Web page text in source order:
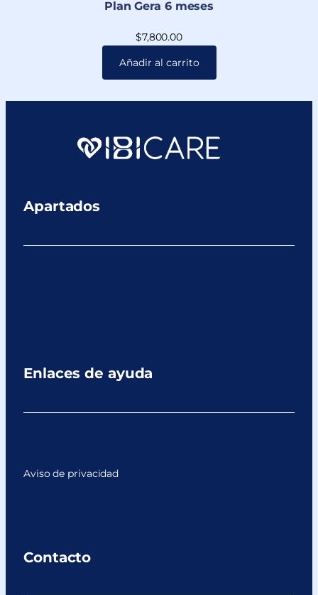
Plan Gera 6 meses
$7,800.00
Añadir al carrito
Apartados
Enlaces de ayuda
Aviso de privacidad
Contacto